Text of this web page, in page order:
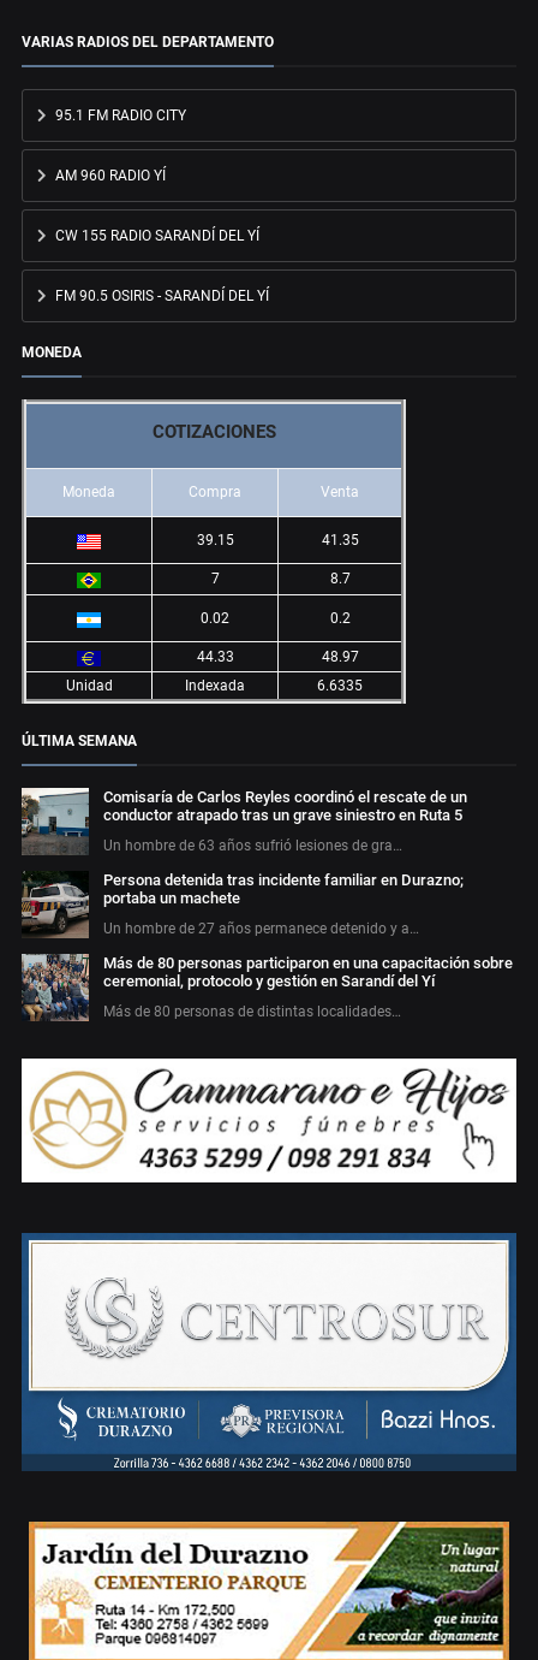
VARIAS RADIOS DEL DEPARTAMENTO
95.1 FM RADIO CITY
AM 960 RADIO YÍ
CW 155 RADIO SARANDÍ DEL YÍ
FM 90.5 OSIRIS - SARANDÍ DEL YÍ
MONEDA
COTIZACIONES
Moneda Compra Venta
39.15 41.35
7 8.7
0.02 0.2
44.33
48.97
Unidad
Indexada 6.6335
ÚLTIMA SEMANA
Comisaría de Carlos Reyles coordinó el rescate de un
conductor atrapado tras un grave siniestro en Ruta 5
Un hombre de 63 años sufrió lesiones de gra…
Persona detenida tras incidente familiar en Durazno;
portaba un machete
Un hombre de 27 años permanece detenido y a…
Más de 80 personas participaron en una capacitación sobre
ceremonial, protocolo y gestión en Sarandí del Yí
Más de 80 personas de distintas localidades…